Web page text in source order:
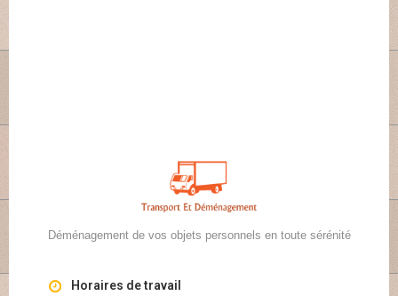
Déménagement de vos objets personnels en toute sérénité
Horaires de travail